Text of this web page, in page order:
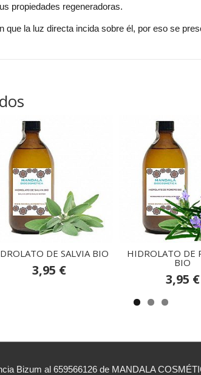
propiedades regeneradoras.
que la luz directa incida sobre él, por eso se
DE SALVIA BIO
3,95 €
HIDROLATO DE
BIO
3,95 €
Bizum al 659566126 de MANDALA